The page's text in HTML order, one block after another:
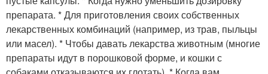
препарата. * Для приготовления своих собственных
лекарственных комбинаций (например, из трав, пыльцы
или масел). * Чтобы давать лекарства животным (многие
препараты идут в порошковой форме, и кошки с